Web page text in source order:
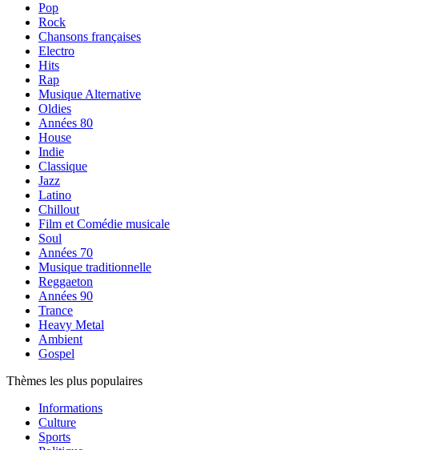
Pop
Rock
Chansons françaises
Electro
Hits
Rap
Musique Alternative
Oldies
Années 80
House
Indie
Classique
Jazz
Latino
Chillout
Film et Comédie musicale
Soul
Années 70
Musique traditionnelle
Reggaeton
Années 90
Trance
Heavy Metal
Ambient
Gospel
Thèmes les plus populaires
Informations
Culture
Sports